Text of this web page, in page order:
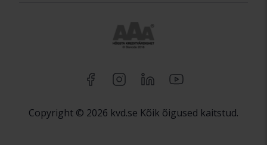
Copyright © 2026 kvd.se Kõik õigused kaitstud.